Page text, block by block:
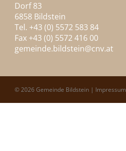
Dorf 83
6858 Bildstein
Tel. +43 (0) 5572 583 84
Fax +43 (0) 5572 416 00
gemeinde.bildstein@cnv.at
© 2026 Gemeinde Bildstein | Impressum